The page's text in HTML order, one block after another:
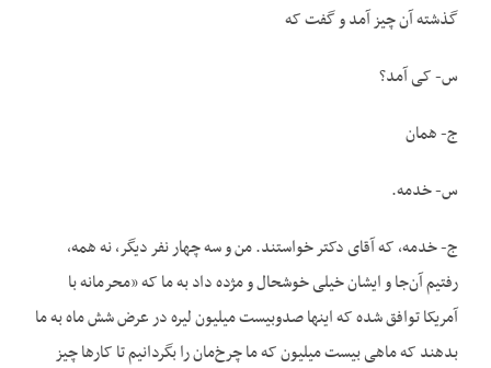
گذشته آن چیز آمد و گفت که
س- کی آمد؟
ج- همان
س- خدمه.
ج- خدمه، که آقای دکتر خواستند. من و سه چهار نفر دیگر، نه همه،
رفتیم آن‌جا و ایشان خیلی خوشحال و مژده داد به ما که «محرمانه با
آمریکا توافق شده که اینها صدوبیست میلیون لیره در عرض شش ماه به ما
بدهند که ماهی بیست میلیون که ما چرخ‌مان را بگردانیم تا کارها چیز